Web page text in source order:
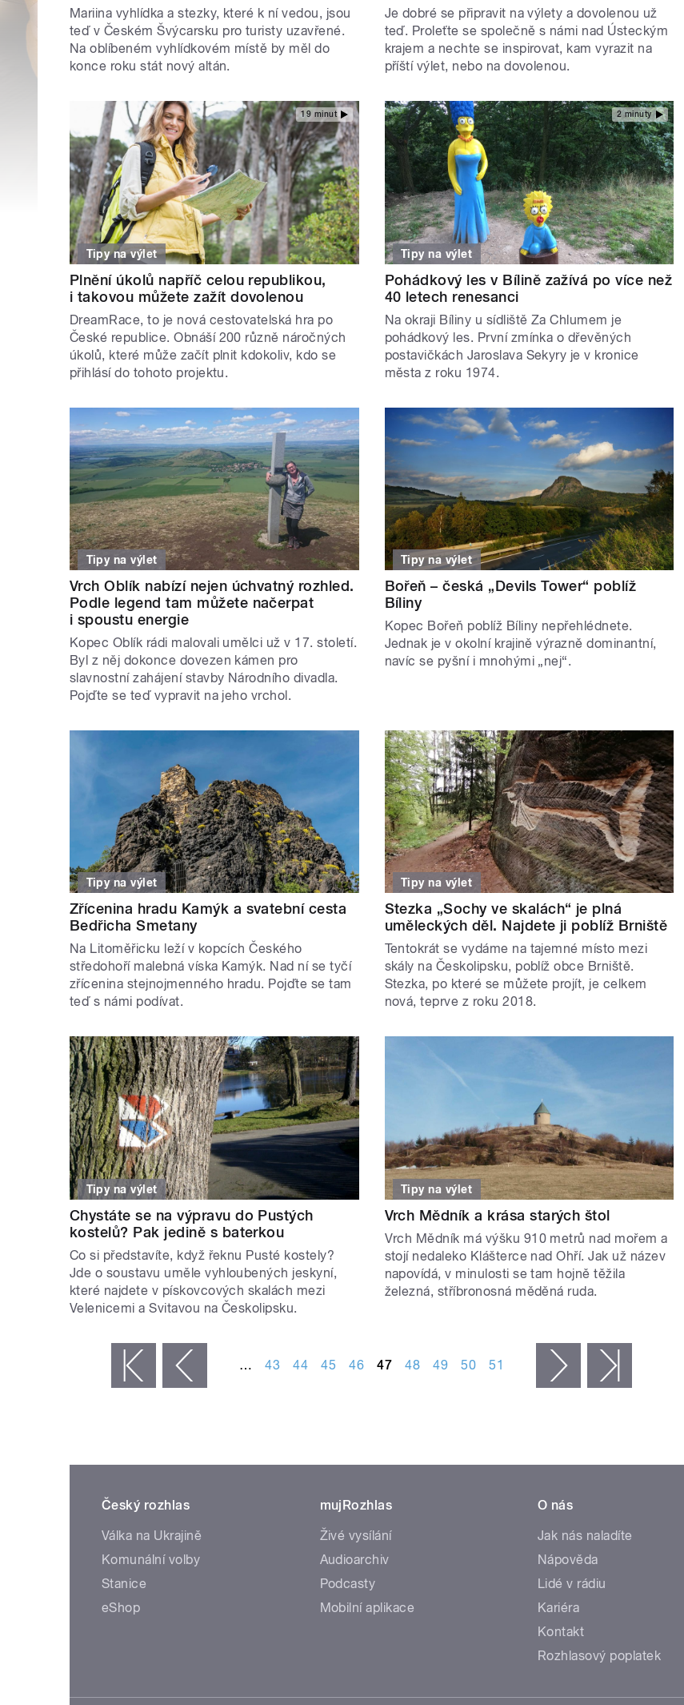
Mariina vyhlídka a stezky, které k ní vedou, jsou
teď v Českém Švýcarsku pro turisty uzavřené.
Na oblíbeném vyhlídkovém místě by měl do
konce roku stát nový altán.
Je dobré se připravit na výlety a dovolenou už
teď. Proleťte se společně s námi nad Ústeckým
krajem a nechte se inspirovat, kam vyrazit na
příští výlet, nebo na dovolenou.
19 minut
Tipy na výlet
Plnění úkolů napříč celou republikou,
i takovou můžete zažít dovolenou
DreamRace, to je nová cestovatelská hra po
České republice. Obnáší 200 různě náročných
úkolů, které může začít plnit kdokoliv, kdo se
přihlásí do tohoto projektu.
2 minuty
Tipy na výlet
Pohádkový les v Bílině zažívá po více než
40 letech renesanci
Na okraji Bíliny u sídliště Za Chlumem je
pohádkový les. První zmínka o dřevěných
postavičkách Jaroslava Sekyry je v kronice
města z roku 1974.
Tipy na výlet
Vrch Oblík nabízí nejen úchvatný rozhled.
Podle legend tam můžete načerpat
i spoustu energie
Kopec Oblík rádi malovali umělci už v 17. století.
Byl z něj dokonce dovezen kámen pro
slavnostní zahájení stavby Národního divadla.
Pojďte se teď vypravit na jeho vrchol.
Tipy na výlet
Bořeň – česká „Devils Tower“ poblíž
Bíliny
Kopec Bořeň poblíž Bíliny nepřehlédnete.
Jednak je v okolní krajině výrazně dominantní,
navíc se pyšní i mnohými „nej“.
Tipy na výlet
Zřícenina hradu Kamýk a svatební cesta
Bedřicha Smetany
Na Litoměřicku leží v kopcích Českého
středohoří malebná víska Kamýk. Nad ní se tyčí
zřícenina stejnojmenného hradu. Pojďte se tam
teď s námi podívat.
Tipy na výlet
Stezka „Sochy ve skalách“ je plná
uměleckých děl. Najdete ji poblíž Brniště
Tentokrát se vydáme na tajemné místo mezi
skály na Českolipsku, poblíž obce Brniště.
Stezka, po které se můžete projít, je celkem
nová, teprve z roku 2018.
Tipy na výlet
Chystáte se na výpravu do Pustých
kostelů? Pak jedině s baterkou
Co si představíte, když řeknu Pusté kostely?
Jde o soustavu uměle vyhloubených jeskyní,
které najdete v pískovcových skalách mezi
Velenicemi a Svitavou na Českolipsku.
Tipy na výlet
Vrch Mědník a krása starých štol
Vrch Mědník má výšku 910 metrů nad mořem a
stojí nedaleko Klášterce nad Ohří. Jak už název
napovídá, v minulosti se tam hojně těžila
železná, stříbronosná měděná ruda.
‹ předchozí … 43 44 45 46 47 48 49 50 51 následující ›
Český rozhlas
Válka na Ukrajině
Komunální volby
Stanice
eShop
mujRozhlas
Živé vysílání
Audioarchiv
Podcasty
Mobilní aplikace
O nás
Jak nás naladíte
Nápověda
Lidé v rádiu
Kariéra
Kontakt
Rozhlasový poplatek